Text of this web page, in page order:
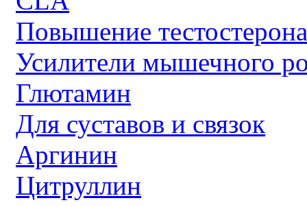
Повышение тестостерона
Усилители мышечного
Глютамин
Для суставов и связок
Аргинин
Цитруллин